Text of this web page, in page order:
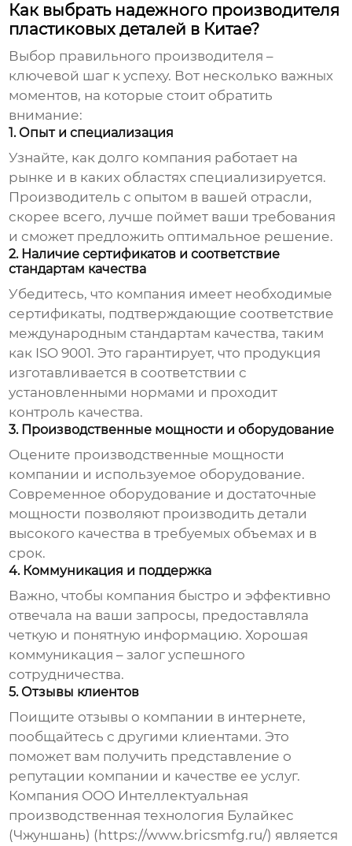
Как выбрать надежного производителя
пластиковых деталей в Китае?
Выбор правильного производителя –
ключевой шаг к успеху. Вот несколько важных
моментов, на которые стоит обратить
внимание:
1. Опыт и специализация
Узнайте, как долго компания работает на
рынке и в каких областях специализируется.
Производитель с опытом в вашей отрасли,
скорее всего, лучше поймет ваши требования
и сможет предложить оптимальное решение.
2. Наличие сертификатов и соответствие
стандартам качества
Убедитесь, что компания имеет необходимые
сертификаты, подтверждающие соответствие
международным стандартам качества, таким
как ISO 9001. Это гарантирует, что продукция
изготавливается в соответствии с
установленными нормами и проходит
контроль качества.
3. Производственные мощности и оборудование
Оцените производственные мощности
компании и используемое оборудование.
Современное оборудование и достаточные
мощности позволяют производить детали
высокого качества в требуемых объемах и в
срок.
4. Коммуникация и поддержка
Важно, чтобы компания быстро и эффективно
отвечала на ваши запросы, предоставляла
четкую и понятную информацию. Хорошая
коммуникация – залог успешного
сотрудничества.
5. Отзывы клиентов
Поищите отзывы о компании в интернете,
пообщайтесь с другими клиентами. Это
поможет вам получить представление о
репутации компании и качестве ее услуг.
Компания ООО Интеллектуальная
производственная технология Булайкес
(Чжуншань) ( https://www.bricsmfg.ru/) является